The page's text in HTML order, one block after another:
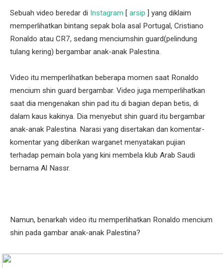
Sebuah video beredar di Instagram [ arsip ] yang diklaim
memperlihatkan bintang sepak bola asal Portugal, Cristiano
Ronaldo atau CR7, sedang menciumshin guard(pelindung
tulang kering) bergambar anak-anak Palestina.
Video itu memperlihatkan beberapa momen saat Ronaldo
mencium shin guard bergambar. Video juga memperlihatkan
saat dia mengenakan shin pad itu di bagian depan betis, di
dalam kaus kakinya. Dia menyebut shin guard itu bergambar
anak-anak Palestina. Narasi yang disertakan dan komentar-
komentar yang diberikan warganet menyatakan pujian
terhadap pemain bola yang kini membela klub Arab Saudi
bernama Al Nassr.
Namun, benarkah video itu memperlihatkan Ronaldo mencium
shin pada gambar anak-anak Palestina?